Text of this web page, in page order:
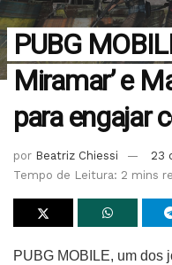
PUBG
Miramar’ e
para engajar
por Beatriz Chiessi
23
Tempo de Leitura: 2 mins
PUBG MOBILE, um dos